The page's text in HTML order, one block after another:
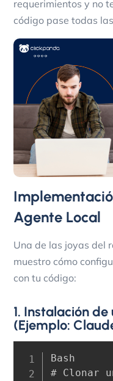
requerimientos y no
código pase todas
Agente Local
Una de las joyas del
muestro cómo
con tu código:
1. Instalación
(Ejemplo:
Bash
# Clonar